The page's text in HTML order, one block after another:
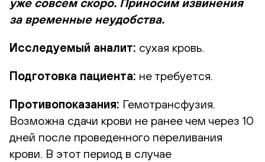
за временные неудобства.
Исследуемый аналит: сухая кровь.
Подготовка пациента: не требуется.
Противопоказания: Гемотрансфузия.
Возможна сдачи крови не ранее чем через 10
дней после проведенного переливания
крови. В этот период в случае